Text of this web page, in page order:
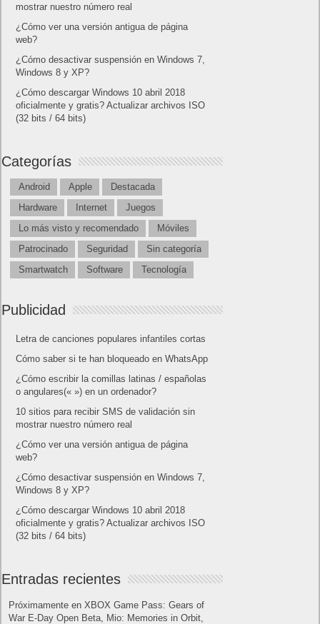
mostrar nuestro número real
¿Cómo ver una versión antigua de página
web?
¿Cómo desactivar suspensión en Windows 7,
Windows 8 y XP?
¿Cómo descargar Windows 10 abril 2018
oficialmente y gratis? Actualizar archivos ISO
(32 bits / 64 bits)
Categorías
Android Apple
Destacada
Hardware
Internet
Juegos
Lo más visto y recomendado
Móviles
Patrocinado
Seguridad
Sin categoría
Smartwatch
Software Tecnología
Publicidad
Letra de canciones populares infantiles cortas
Cómo saber si te han bloqueado en WhatsApp
¿Cómo escribir la comillas latinas / españolas
o angulares(« ») en un ordenador?
10 sitios para recibir SMS de validación sin
mostrar nuestro número real
¿Cómo ver una versión antigua de página
web?
¿Cómo desactivar suspensión en Windows 7,
Windows 8 y XP?
¿Cómo descargar Windows 10 abril 2018
oficialmente y gratis? Actualizar archivos ISO
(32 bits / 64 bits)
Entradas recientes
Próximamente en XBOX Game Pass: Gears of
War E-Day Open Beta, Mio: Memories in Orbit,